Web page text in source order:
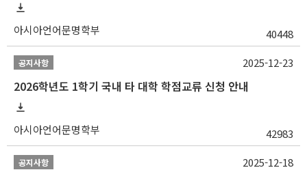
아시아언어문명학부 40448
공지사항
2026학년도 1학기 국내 타 대학 학점교류 신청 안내
아시아언어문명학부 42983
2025-12-23
공지사항 2025-12-18